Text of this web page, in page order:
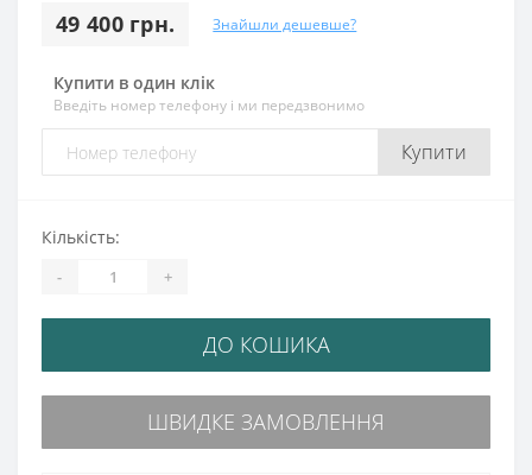
49 400 грн. Знайшли дешевше?
Купити в один клік
Введіть номер телефону і ми передзвонимо
Купити
Кількість:
- +
ДО КОШИКА
ШВИДКЕ ЗАМОВЛЕННЯ